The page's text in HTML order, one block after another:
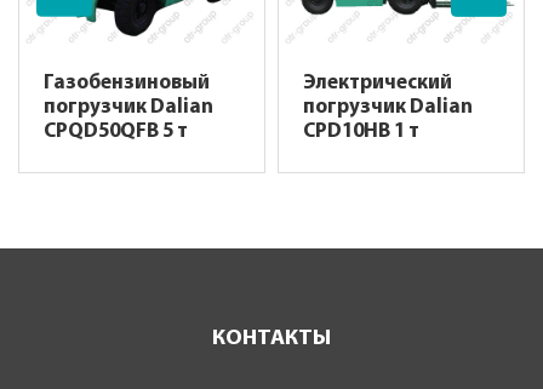
Газобензиновый
погрузчик Dalian
CPQD50QFB 5 т
Электрический
погрузчик Dalian
CPD10HB 1 т
КОНТАКТЫ